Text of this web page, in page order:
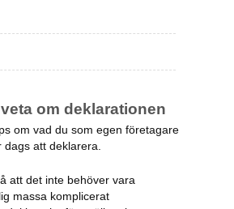
om deklarationen
om vad du som egen företagare
att deklarera.
att det inte behöver vara
massa komplicerat